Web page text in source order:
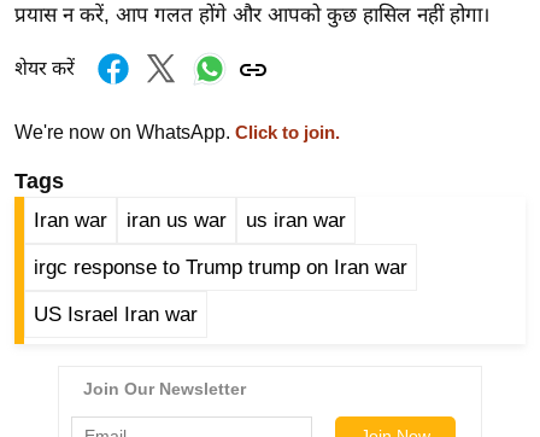
न्यू
ब्री
म
नो
रं
न
ज
प्रयास न करें, आप गलत होंगे और आपको कुछ हासिल नहीं होगा।
शेयर करें
We're now on WhatsApp. Click to join.
Tags
Iran war iran us war us iran war
irgc response to Trump trump on Iran war
US Israel Iran war